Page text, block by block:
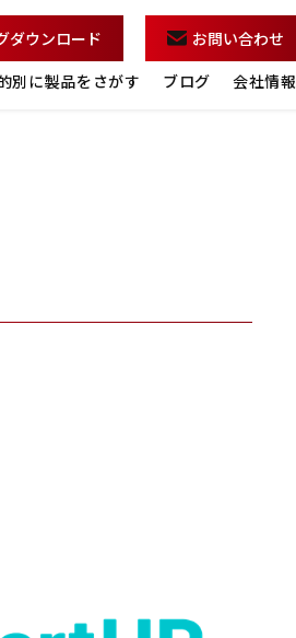
別に製品をさがす ブログ 会社情報
ダウンロード お問い合わせ